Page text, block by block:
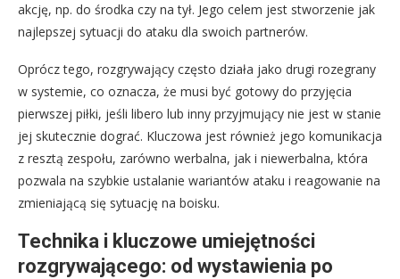
akcję, np. do środka czy na tył. Jego celem jest stworzenie jak
najlepszej sytuacji do ataku dla swoich partnerów.
Oprócz tego, rozgrywający często działa jako drugi rozegrany
w systemie, co oznacza, że musi być gotowy do przyjęcia
pierwszej piłki, jeśli libero lub inny przyjmujący nie jest w stanie
jej skutecznie dograć. Kluczowa jest również jego komunikacja
z resztą zespołu, zarówno werbalna, jak i niewerbalna, która
pozwala na szybkie ustalanie wariantów ataku i reagowanie na
zmieniającą się sytuację na boisku.
Technika i kluczowe umiejętności
rozgrywającego: od wystawienia po